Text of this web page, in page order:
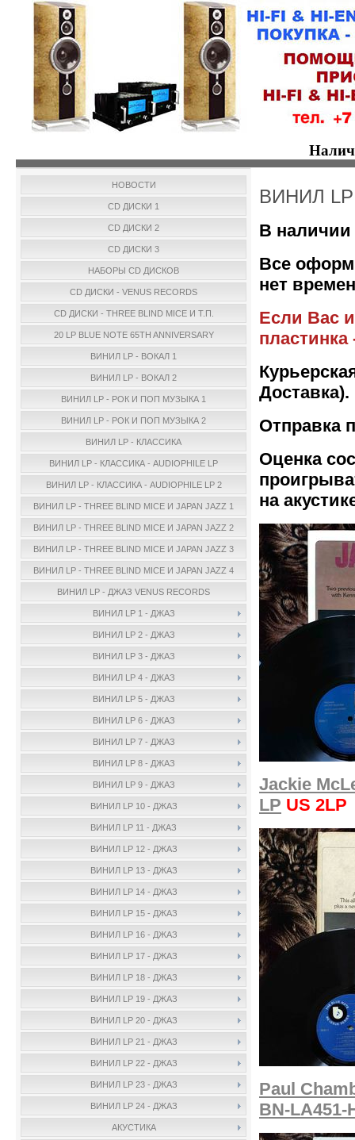
НОВОСТИ
CD ДИСКИ 1
CD ДИСКИ 2
CD ДИСКИ 3
НАБОРЫ CD ДИСКОВ
CD ДИСКИ - VENUS RECORDS
CD ДИСКИ - THREE BLIND MICE И Т.П.
20 LP BLUE NOTE 65TH ANNIVERSARY
ВИНИЛ LP - ВОКАЛ 1
ВИНИЛ LP - ВОКАЛ 2
ВИНИЛ LP - РОК И ПОП МУЗЫКА 1
ВИНИЛ LP - РОК И ПОП МУЗЫКА 2
ВИНИЛ LP - КЛАССИКА
ВИНИЛ LP - КЛАССИКА - AUDIOPHILE LP
ВИНИЛ LP - КЛАССИКА - AUDIOPHILE LP 2
ВИНИЛ LP - THREE BLIND MICE И JAPAN JAZZ 1
ВИНИЛ LP - THREE BLIND MICE И JAPAN JAZZ 2
ВИНИЛ LP - THREE BLIND MICE И JAPAN JAZZ 3
ВИНИЛ LP - THREE BLIND MICE И JAPAN JAZZ 4
ВИНИЛ LP - ДЖАЗ VENUS RECORDS
ВИНИЛ LP 1 - ДЖАЗ
ВИНИЛ LP 2 - ДЖАЗ
ВИНИЛ LP 3 - ДЖАЗ
ВИНИЛ LP 4 - ДЖАЗ
ВИНИЛ LP 5 - ДЖАЗ
ВИНИЛ LP 6 - ДЖАЗ
ВИНИЛ LP 7 - ДЖАЗ
ВИНИЛ LP 8 - ДЖАЗ
ВИНИЛ LP 9 - ДЖАЗ
ВИНИЛ LP 10 - ДЖАЗ
ВИНИЛ LP 11 - ДЖАЗ
ВИНИЛ LP 12 - ДЖАЗ
ВИНИЛ LP 13 - ДЖАЗ
ВИНИЛ LP 14 - ДЖАЗ
ВИНИЛ LP 15 - ДЖАЗ
ВИНИЛ LP 16 - ДЖАЗ
ВИНИЛ LP 17 - ДЖАЗ
ВИНИЛ LP 18 - ДЖАЗ
ВИНИЛ LP 19 - ДЖАЗ
ВИНИЛ LP 20 - ДЖАЗ
ВИНИЛ LP 21 - ДЖАЗ
ВИНИЛ LP 22 - ДЖАЗ
ВИНИЛ LP 23 - ДЖАЗ
ВИНИЛ LP 24 - ДЖАЗ
АКУСТИКА
ВИНИЛ
В наличии
Все
нет
Если Вас
Доставка).
Отправка
Оценка
на
Jackie
LP US 2LP
Paul
BN-LA451-